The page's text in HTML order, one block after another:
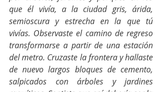
que él vivía, a la ciudad gris, árida,
semioscura y estrecha en la que tú
vivías. Observaste el camino de regreso
transformarse a partir de una estación
del metro. Cruzaste la frontera y hallaste
de nuevo largos bloques de cemento,
salpicados con árboles y jardines